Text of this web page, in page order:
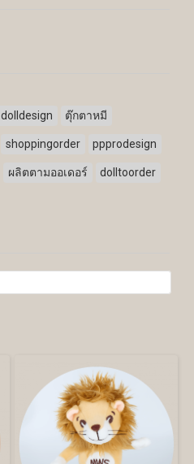
dolldesign ตุ๊กตาหมี
shoppingorder ppprodesign
ผลิตตามออเดอร์ dolltoorder